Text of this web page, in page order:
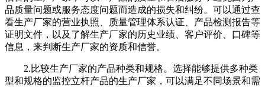
品质量问题或服务态度问题而造成的损失和纠纷。可以通过查
看生产厂家的营业执照、质量管理体系认证、产品检测报告等
证明文件，以及了解生产厂家的历史业绩、客户评价、口碑等
信息，来判断生产厂家的资质和信誉。
2.比较生产厂家的产品种类和规格。选择能够提供多种类
型和规格的监控立杆产品的生产厂家，可以满足不同场景和需